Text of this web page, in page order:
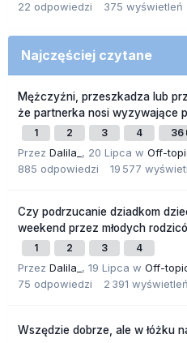
22 odpowiedzi 375 wyświetleń
Najczęściej czytane
Mężczyźni, przeszkadza lub
że partnerka nosi wyzywające
1 2 3 4 36
Przez Dalila_ , 20 Lipca w Off-
885 odpowiedzi 19 577
Czy podrzucanie dziadkom
weekend przez młodych
1 2 3 4
Przez Dalila_ , 19 Lipca w Off-
75 odpowiedzi 2 391 wyświetleń
Wszędzie dobrze, ale w łóżku